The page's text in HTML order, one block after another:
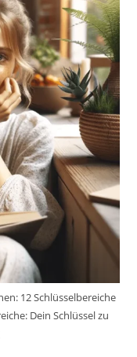
12 Schlüsselbereiche
Dein Schlüssel zu